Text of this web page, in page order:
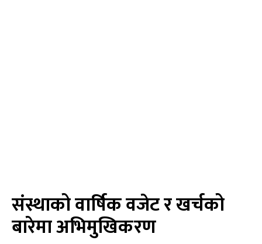
संस्थाको वार्षिक वजेट र खर्चको
बारेमा अभिमुखिकरण